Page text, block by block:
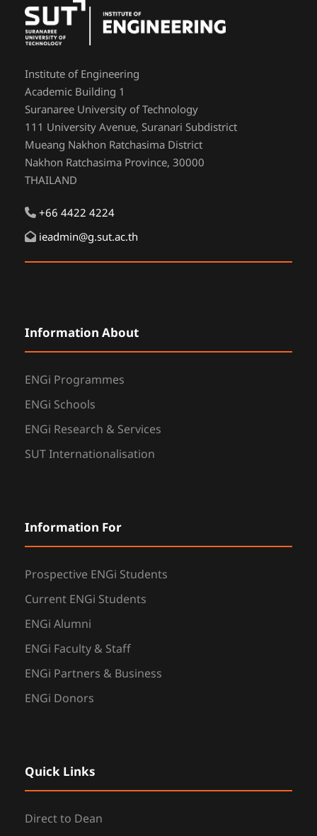
Institute of Engineering
Academic Building 1
Suranaree University of Technology
111 University Avenue, Suranari Subdistrict
Mueang Nakhon Ratchasima District
Nakhon Ratchasima Province, 30000
THAILAND
+66 4422 4224
ieadmin@g.sut.ac.th
Information About
ENGi Programmes
ENGi Schools
ENGi Research & Services
SUT Internationalisation
Information For
Prospective ENGi Students
Current ENGi Students
ENGi Alumni
ENGi Faculty & Staff
ENGi Partners & Business
ENGi Donors
Quick Links
Direct to Dean